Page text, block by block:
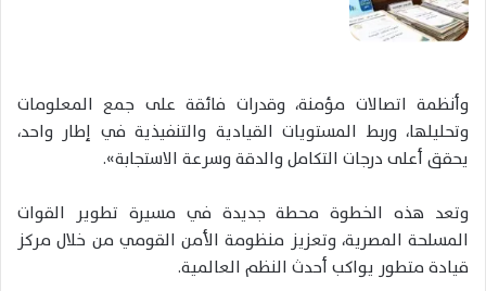
وأنظمة اتصالات مؤمنة، وقدرات فائقة على جمع المعلومات
وتحليلها، وربط المستويات القيادية والتنفيذية في إطار واحد،
يحقق أعلى درجات التكامل والدقة وسرعة الاستجابة».
وتعد هذه الخطوة محطة جديدة في مسيرة تطوير القوات
المسلحة المصرية، وتعزيز منظومة الأمن القومي من خلال مركز
قيادة متطور يواكب أحدث النظم العالمية.